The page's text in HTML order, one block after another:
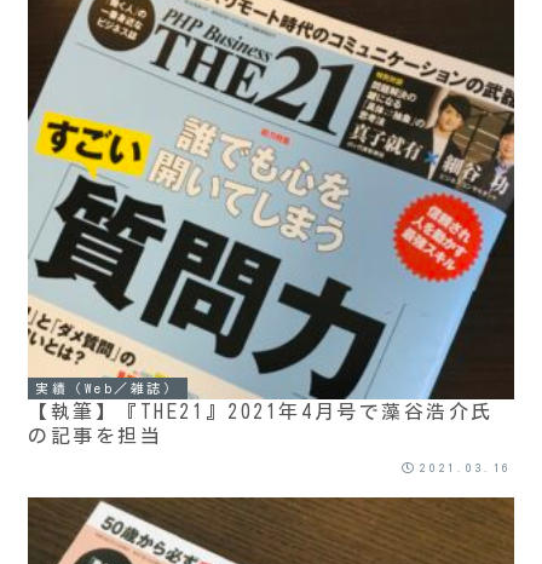
実績（Web／雑誌）
【執筆】『THE21』2021年4月号で藻谷浩介氏
の記事を担当
2021.03.16